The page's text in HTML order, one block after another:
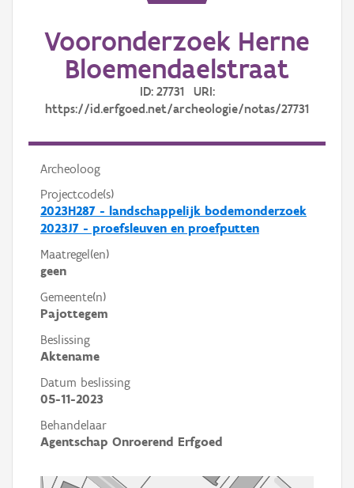
AanmeldenVooronderzoek Herne
Bloemendaelstraat
ID: 27731 URI:
https://id.erfgoed.net/archeologie/notas/27731
Archeoloog
Projectcode(s)
2023H287 - landschappelijk bodemonderzoek
2023J7 - proefsleuven en proefputten
Maatregel(en)
geen
Gemeente(n)
Pajottegem
Beslissing
Aktename
Datum beslissing
05-11-2023
Behandelaar
Agentschap Onroerend Erfgoed